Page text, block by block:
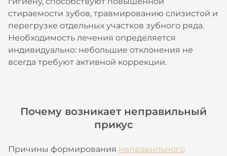
стираемости зубов, травмированию слизистой и
перегрузке отдельных участков зубного ряда.
Необходимость лечения определяется
индивидуально: небольшие отклонения не
всегда требуют активной коррекции.
Почему возникает неправильный
прикус
Причины формирования неправильного